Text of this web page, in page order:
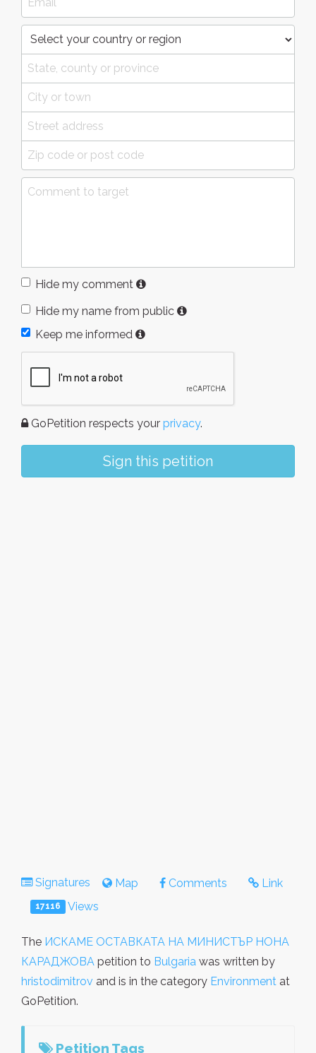
Hide my comment
Hide my name from public
Keep me informed
GoPetition respects your privacy.
Sign this petition
Signatures Map Comments Link
17116 Views
The ИСКАМЕ ОСТАВКАТА НА МИНИСТЪР НОНА
КАРАДЖОВА petition to Bulgaria was written by
hristodimitrov and is in the category Environment at
GoPetition.
Petition Tags